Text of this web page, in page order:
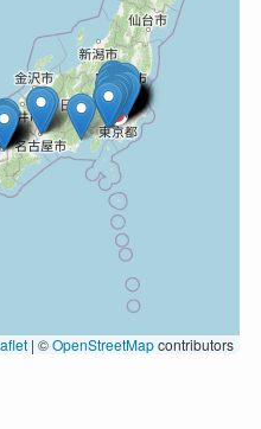
| ©OpenStreetMapcontributors